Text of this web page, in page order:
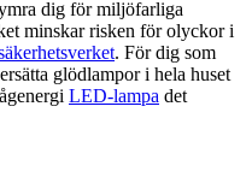
dig för miljöfarliga
minskar risken för olyckor i
. För dig som
glödlampor i hela huset
LED-lampa det